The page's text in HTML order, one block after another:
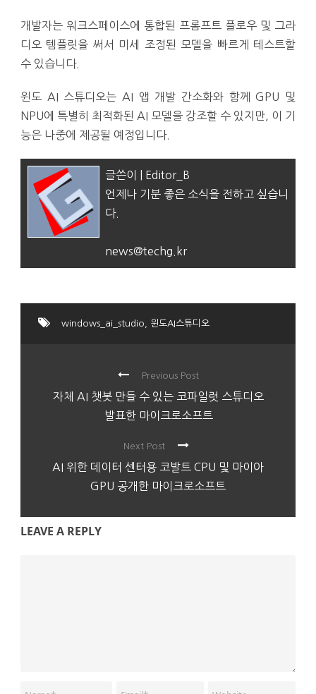
개발자는 워크스페이스에 통합된 프롬프트 플로우 및 그라
디오 템플릿을 써서 미세 조정된 모델을 빠르게 테스트할
수 있습니다.
윈도 AI 스튜디오는 AI 앱 개발 간소화와 함께 GPU 및
NPU에 특별히 최적화된 AI 모델을 강조할 수 있지만, 이 기
능은 나중에 제공될 예정입니다.
글쓴이 | Editor_B
언제나 기분 좋은 소식을 전하고 싶습니
다.
news@techg.kr
windows_ai_studio 윈도AI스튜디오
Previous Post
자체 AI 챗봇 만들 수 있는 코파일럿 스튜디오
발표한 마이크로소프트
Next Post
AI 위한 데이터 센터용 코발트 CPU 및 마이아
GPU 공개한 마이크로소프트
LEAVE A REPLY